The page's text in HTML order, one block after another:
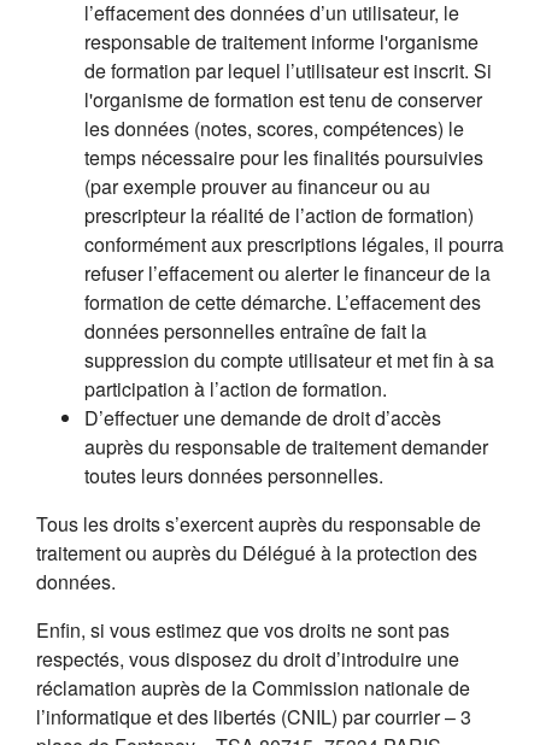
l’effacement des données d’un utilisateur, le
responsable de traitement informe l'organisme
de formation par lequel l’utilisateur est inscrit. Si
l'organisme de formation est tenu de conserver
les données (notes, scores, compétences) le
temps nécessaire pour les finalités poursuivies
(par exemple prouver au financeur ou au
prescripteur la réalité de l’action de formation)
conformément aux prescriptions légales, il pourra
refuser l’effacement ou alerter le financeur de la
formation de cette démarche. L’effacement des
données personnelles entraîne de fait la
suppression du compte utilisateur et met fin à sa
participation à l’action de formation.
D’effectuer une demande de droit d’accès
auprès du responsable de traitement demander
toutes leurs données personnelles.
Tous les droits s’exercent auprès du responsable de
traitement ou auprès du Délégué à la protection des
données.
Enfin, si vous estimez que vos droits ne sont pas
respectés, vous disposez du droit d’introduire une
réclamation auprès de la Commission nationale de
l’informatique et des libertés (CNIL) par courrier – 3